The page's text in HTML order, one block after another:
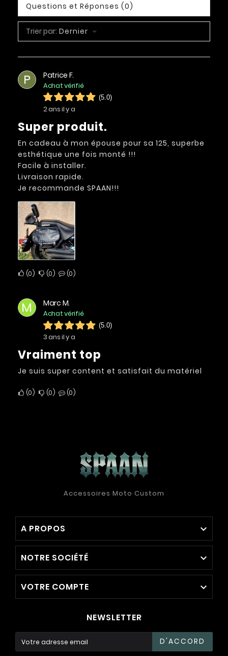
Questions et Réponses (0)
Trier par: Dernier
P Patrice F.
Achat vérifié
(5.0)
2 ans il y a
Super produit.
En cadeau à mon épouse pour sa 125, superbe
esthétique une fois monté !!!
Facile à installer.
Livraison rapide.
Je recommande SPAAN!!!
0 0 0
M Marc M.
Achat vérifié
(5.0)
3 ans il y a
Vraiment top
Je suis super content et satisfait du matériel
0 0 0
Accessoires Moto Custom
A PROPOS 
NOTRE SOCIÉTÉ 
VOTRE COMPTE 
NEWSLETTER
D'ACCORD